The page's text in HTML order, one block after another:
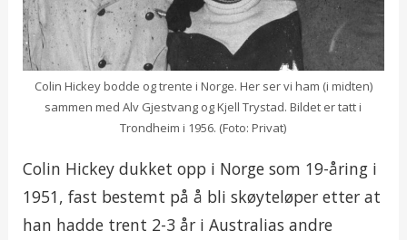
Colin Hickey bodde og trente i Norge. Her ser vi ham (i midten)
sammen med Alv Gjestvang og Kjell Trystad. Bildet er tatt i
Trondheim i 1956. (Foto: Privat)
Colin Hickey dukket opp i Norge som 19-åring i
1951, fast bestemt på å bli skøyteløper etter at
han hadde trent 2-3 år i Australias andre